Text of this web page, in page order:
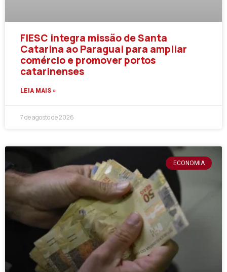
FIESC integra missão de Santa
Catarina ao Paraguai para ampliar
comércio e promover portos
catarinenses
LEIA MAIS »
7 de agosto de 2026
ECONOMIA